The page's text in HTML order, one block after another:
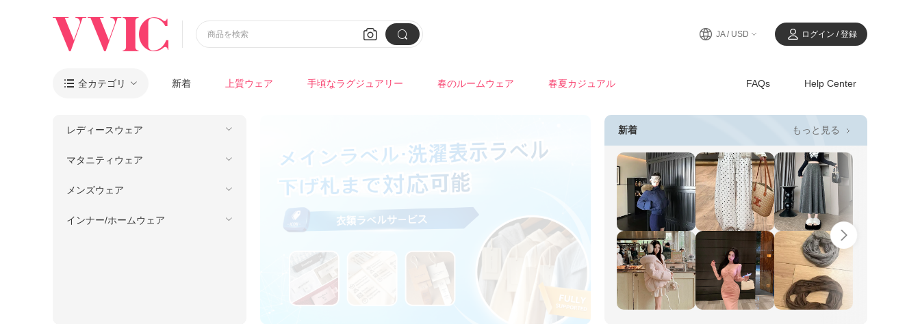
 
商品を検索 JA / USD ログイン / 登録
 全カテゴリ 新着 上質ウェア 手頃なラグジュアリー 春のルームウェア 春夏カジュアル FAQs Help Center
レディースウェア
マタニティウェア
メンズウェア
インナー/ホームウェア
新着 もっと見る 